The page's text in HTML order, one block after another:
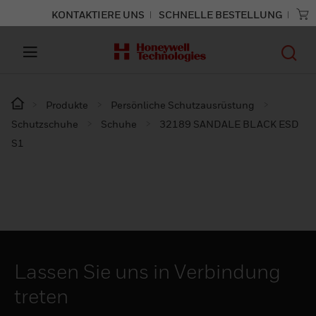
KONTAKTIERE UNS SCHNELLE BESTELLUNG
Produkte
Persönliche Schutzausrüstung
Schutzschuhe
Schuhe
32189 SANDALE BLACK ESD
S1
Lassen Sie uns in Verbindung
treten